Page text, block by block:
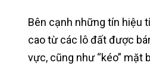
Bên cạnh những tín hiệu
cao từ các lô đất được
vực, cũng như “kéo” mặt